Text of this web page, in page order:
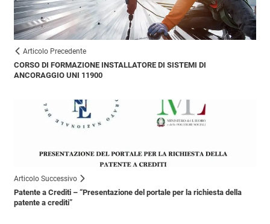
Articolo Precedente
CORSO DI FORMAZIONE INSTALLATORE DI SISTEMI DI
ANCORAGGIO UNI 11900
Articolo Successivo
Patente a Crediti – “Presentazione del portale per la richiesta della
patente a crediti”